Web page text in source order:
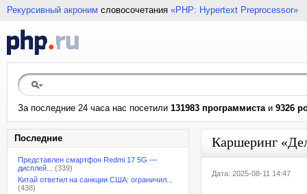
Рекурсивный акроним словосочетания «PHP: Hypertext Preprocessor»
За последние 24 часа нас посетили 131983 программистаи 9326
Последние
Представлен смартфон Redmi 17 5G —
дисплей...
(339)
Китай ответил на санкции США: ограничил...
(438)
Каршеринг
Дата: 2025-08-11 14:47